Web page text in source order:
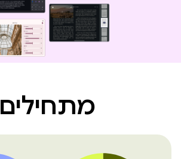
מתחילים